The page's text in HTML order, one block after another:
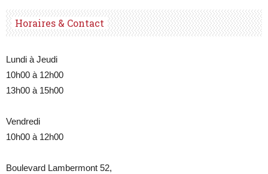
Horaires & Contact
Lundi à Jeudi
10h00 à 12h00
13h00 à 15h00
Vendredi
10h00 à 12h00
Boulevard Lambermont 52,